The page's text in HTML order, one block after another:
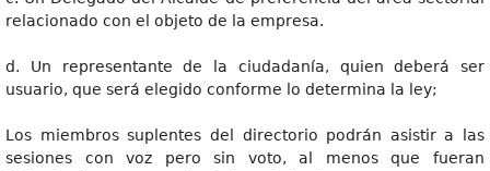
relacionado con el objeto de la empresa.
d. Un representante de la ciudadanía, quien deberá ser
usuario, que será elegido conforme lo determina la ley;
Los miembros suplentes del directorio podrán asistir a las
sesiones con voz pero sin voto, al menos que fueran